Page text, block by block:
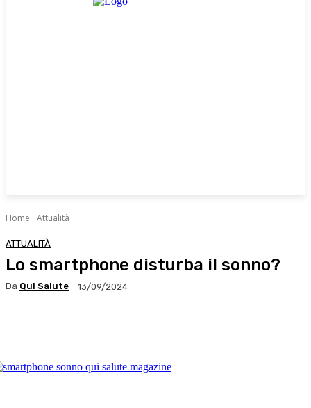
Home Attualità
ATTUALITÀ
Lo smartphone disturba il sonno?
Da Qui Salute 13/09/2024